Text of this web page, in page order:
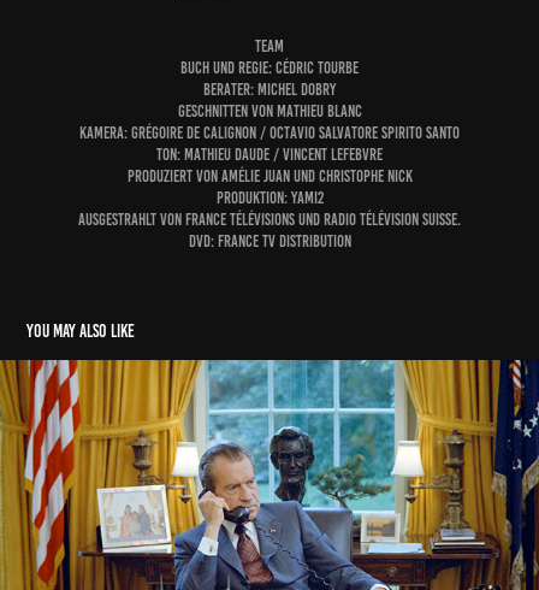
TEAM
Buch und Regie: Cédric Tourbe
Berater: Michel Dobry
geschnitten von Mathieu Blanc
Kamera: Grégoire de Calignon / Octavio Salvatore Spirito Santo
Ton: Mathieu Daude / Vincent Lefebvre
produziert von Amélie Juan und Christophe nick
Produktion: Yami2
ausgestrahlt von France Télévisions und Radio Télévision Suisse.
dvd: france TV distribution
You may also like
DIE KONSERVATIVE REVOLUTION, TEIL 2
2026